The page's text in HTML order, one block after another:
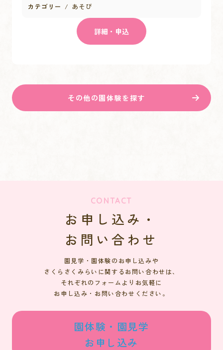
カテゴリー
あそび
詳細・申込
その他の園体験を探す
CONTACT
お申し込み・
お問い合わせ
園見学・園体験のお申し込みや
さくらさくみらいに関するお問い合わせは、
それぞれのフォームよりお気軽に
お申し込み・お問い合わせください。
園体験・園見学
お申し込み